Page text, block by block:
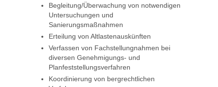
Begleitung/Überwachung von notwendigen
Untersuchungen und
Sanierungsmaßnahmen
Erteilung von Altlastenauskünften
Verfassen von Fachstellungnahmen bei
diversen Genehmigungs- und
Planfeststellungsverfahren
Koordinierung von bergrechtlichen